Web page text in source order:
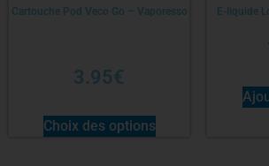
Cartouche Pod Veco Go – Vaporesso
3.95€
Choix des options
E-liquide